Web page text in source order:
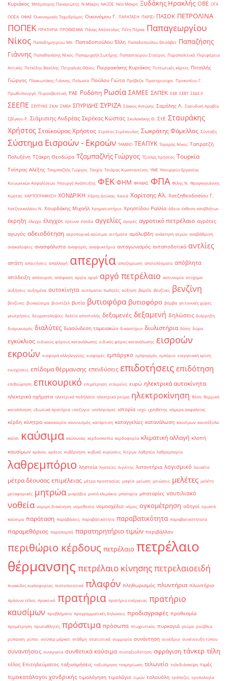
Κυριάκος Μπόμπορης Παναγιώτης Ν.Μάκρη ΝΑΞΟΣ Νέα Μάκρη Ξυδάκης Ηρακλής ΟΒΕ ΟΓΑ
ΟΟΣΑ ΟΦΑΕ Οικονομικός Ταχυδρόμος Οικονόμου Γ. ΠΑΡΑΤΑΣΗ ΠΑΡΙΣΙ ΠΑΣΟΚ ΠΕΤΡΟΛΙΝΑ
ΠΟΠΕΚ ΠΡΑΤΗΡΙΑ ΠΡΟΘΕΣΜΙΑ Πάνας Απόστολος Πέτη Πέρκα Παπαγεωργίου
Νίκος Παπαδημητρίου Μπ. Παπαδοπούλου Έλλη Παπαδοπούλου Ελισάβετ Παπαζήσης
Γιάννης Παπαθανάσης Νίκος Παπαμιχαήλ Σωτήρης Παπασταύρου Σταύρος Παραπολιτικά Περιφέρεια
Αττικής Πετκίδης Βασίλης Πετραλιάς Θάνος Πιερρακάκης Κυριάκος Πιστωτικές κάρτες Πιτσιλής
Γιώργος Πλακιωτάκης Γιάννης Πολωνία Πούλου Γιώτα Πρέβεζα Πρατηριούχοι Προκοπίου Γ.
Πρωθυπουργό Πυροσβεστική ΡΑΕ Ροδόπη Ρωσία ΣΑΜΕΕ ΣΑΠΕΚ ΣΕΒ ΣΕΒΤ ΣΕΔΕ ΙΙ
ΣΕΕΠΕ ΣΕΥΠΥΚΕ ΣΚΑΙ ΣΜΕΑ ΣΠΥΡΙΔΗΣ ΣΥΡΙΖΑ Σάκκος Αντώνης Σαμόλης Λ. Σαουδική Αραβία
Σβίγκου Ρ. Σιάμισιης Ανδρέας Σκρέκας Κώστας Σκυλακάκης Θ. ΣτΕ Σταυράκης
Χρήστος Σταϊκούρας Χρήστος Στράτος Σιμόπουλος Σωκράτης Φάμελλος Σύνταξη
Σύστημα Εισροών - Εκροών ΤΑΜΕΙΟ ΤΕΑΠΥΚ Ταγαράς Νίκος Ταπρατζή
Πολυξένη Τζάκρη Θεοδώρα Τζαμπαζλής Γιώργος Τζιόλας Χρήστος Τουρκία
Τσίπρας Αλέξης Τσαμπαζλής Γιώργος Τσεχία Τσιάρας Κωνσταντίνος ΥΜΕ Υπουργείο Εργασίας
Κοινωνικών Ασφαλίσεων Υπουργό Ανάπτυξης ΦΕΚ ΦΗΜ ΦΗΜΑΣ ΦΠΑ Φίλης Ν. Φραγκογιάννης
Κώστας ΧΑΡΤΟΓΡΑΦΗΣΗ ΧΟΝΔΡΙΚΗ Χάρης Δούκας Χανιά Χαρίτσης Αλ. Χατζηθεοδοσίου Γ.
Χατζηνικολάου Ν. Χουρδάκης Μιχαήλ Χρηματιστήριο Χρηστίδου Ραλλία άδεια έκθεση αποβλήτων
έκρηξη έλεγχο έλεγχοι έρευνα έσοδα αγγελίες αγορές αγροτικό πετρέλαιο αγρότες
αγωγός αδειοδότηση αεροπορικά καύσιμα αιτήματα αμόλυβδη ανάκτηση ατμών αναβάθμιση
ανακαλύψεις ανασφάλιστα αναφορές αναψυκτήρια ανταγωνισμός ανταποδοτικά αντλίες
απάτη απαιτήσεις απαλλαγή απεργία αποζημίωση αποτελέσματα απόβλητα
απόδειξη απόσυρση απόφαση αργία αργό αργό πετρέλαιο αστυνομία ατύχημα
αυξήσεις αυξημένα αυτοκίνητα αυτόματοι πωλητές αύξηση βαρέλι βενζίνες βενζίνη
βενζίνης βιοκαύσιμα βιοντίζελ βυτίο βυτιοφόρα βυτιοφόρο βόμβα γειτονικές χώρες
γεωτρήσεις δειγματοληψίες δελτίο αποστολής δεξαμενές δεξαμενή δηλώσεις διάρρηξη
διαγωνισμός διαλύτες διασύνδεση ταμειακών δικαστήριο διυλιστήρια δόση δώρα
εγκύκλιος ειδικούς φόρους κατανάλωσης ειδικός φόρος κατανάλωσης εισροών
εκροών εισφορά αλληλεγγύης εισφορές εμπάργκο εμπρησμός εμπόριο ενεργειακή κρίση
ενισχύσεις επίδομα θέρμανσης επενδύσεις επιδοτήσεις επιδότηση
επιθεώρηση επικουρικό επιμέτρηση εταιρείες ευρώ ηλεκτρικά αυτοκίνητα
ηλεκτρικά οχήματα ηλεκτρικά ποδήλατα ηλεκτρικό ρεύμα ηλεκτροκίνηση θέση θερμική
καταπόνηση ιδιωτικά πρατήρια ισοζύγιο ισολογισμοί ιστορία ισχύ ιχνηθέτης κάμερα ασφαλείας
κέρδη κίνητρα κακοκαιρία κανονισμός κατάρτιση καταγγελίες κατανάλωση καυσίμων καυσόξυλα
καύσι καύσιμα καύσωνας κερδοσκοπία κερδοφορία κλιματική αλλαγή κλοπή
καυσίμων κράνος κράτος κυβέρνηση κυβικά κυρώσεις λίτρων λαθραία λαθρεμπορία
λαθρεμπόριο ληστεία ληστείες λιγνίτης λιπαντήρια λογισμικό λουκέτο
μέτρα δέουσας επιμέλειας μέτρα προστασίας μαφία μείωση μειώσεις μελέτες μελέτη
μεταφορικές μητρώα μικρόβια μικτά κλιμάκια μπαταρία μπαταρίες ναυτιλιακό
νοθεία νομιμη διακίνηση νομοθεσία νομοσχέδιο νόμος ογκομέτρηση οδηγοί ορυκτά
καύσιμα παράταση παραβάσεις παραβάτικότητα παραβατικότητα παραβατικότητατα
παραμεθόριος παραπομπή παρατηρητήριο τιμών περιβάλλον
περιθώριο κέρδους πετρέλαιο πετρέλαιο
θέρμανσης πετρέλαιο κίνησηςπετρελαιοειδή
πινακίδες κυκλοφορίας πιστοποιητικά πλαφόν πληθωρισμός πλυντήρια πλυντήριο
πράσινο τέλος πρακτικό πρατήρια πρατήριο ενέργειας πρατήριο
καυσίμων προβλήματα προγραμματικές δηλώσεις προδιαγραφές προθεσμία
προμέτρηση πρωταθλητές πρόστιμα πρόσωπα πτωχευτικός πυρκαγιά ρεύμα ρούβλια
ρύπανση ρύποι σούπερ μάρκετ στάθμη στατιστικά συμμορία συνάντηση συνέδριο συνέντευξη τύπου
συναντήσεις συνεργεία συνθετικά καύσιμα συνταξιοδότηση σφράγιση τάνκερ τέλη
τέλος Επιτηδεύματος ταξινομήσεις ταξινόμηση τεκμηρίωση τελωνείο τηλεδιάσκεψη τιμές
τιμοκατάλογοι χονδρικής τιμολόγηση τιμολόγιο τιμών τολουόλη τράπεζες τροπολογία